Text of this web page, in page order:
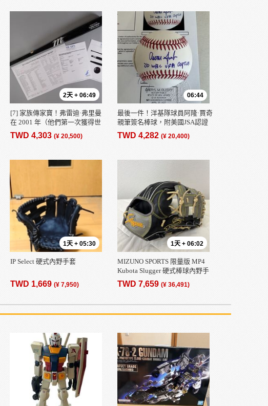
2天 + 06:49
[7] 家族傳家寶！弗雷迪·弗里曼
在 2001 年（他們第一次獲得世
界大賽冠軍的那一年）比賽中使
用的球棒 / 沒有大谷翔平、鈴木
山本義信的簽名。
TWD 4,303 (¥ 20,500)
06:44
最後一件！洋基隊球員阿隆·賈奇
親筆簽名棒球，附美國JSA認證
證書。 （關鍵字：大谷翔平）
TWD 4,282(¥ 20,400)
1天 + 05:30
IP Select 硬式內野手套
TWD 1,669 (¥ 7,950)
1天 + 06:02
MIZUNO SPORTS 限量版 MP4
Kubota Slugger 硬式棒球內野手
套，採用 Co-Uni 規格定制，經蒸
汽軟化處理，棒球手套，硬式棒
TWD 7,659(¥ 36,491)